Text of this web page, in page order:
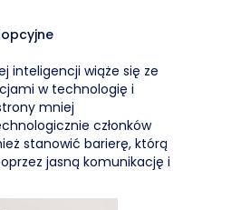
inteligencji wiąże się ze
w technologię i
mniej
członków
stanowić barierę, którą
jasną komunikację i